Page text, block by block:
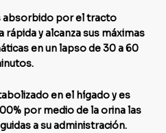
absorbido por el tracto
y alcanza sus máximas
en un lapso de 30 a 60
en el hígado y es
por medio de la orina las
a su administración.